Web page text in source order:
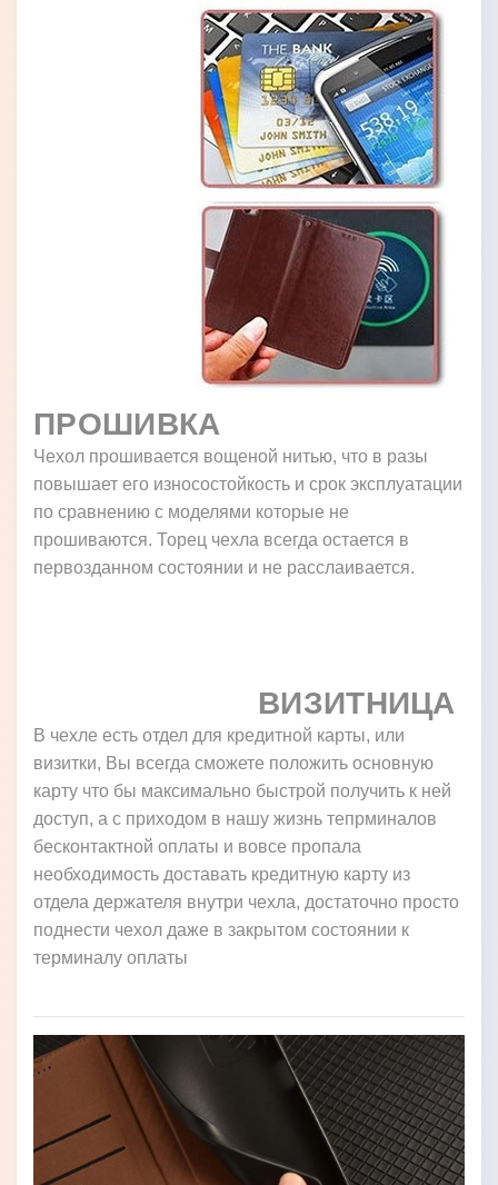
ПРОШИВКА
Чехол прошивается вощеной нитью, что в разы
повышает его износостойкость и срок эксплуатации
по сравнению с моделями которые не
прошиваются. Торец чехла всегда остается в
первозданном состоянии и не расслаивается.
ВИЗИТНИЦА
В чехле есть отдел для кредитной карты, или
визитки, Вы всегда сможете положить основную
карту что бы максимально быстрой получить к ней
доступ, а с приходом в нашу жизнь тепрминалов
бесконтактной оплаты и вовсе пропала
необходимость доставать кредитную карту из
отдела держателя внутри чехла, достаточно просто
поднести чехол даже в закрытом состоянии к
терминалу оплаты